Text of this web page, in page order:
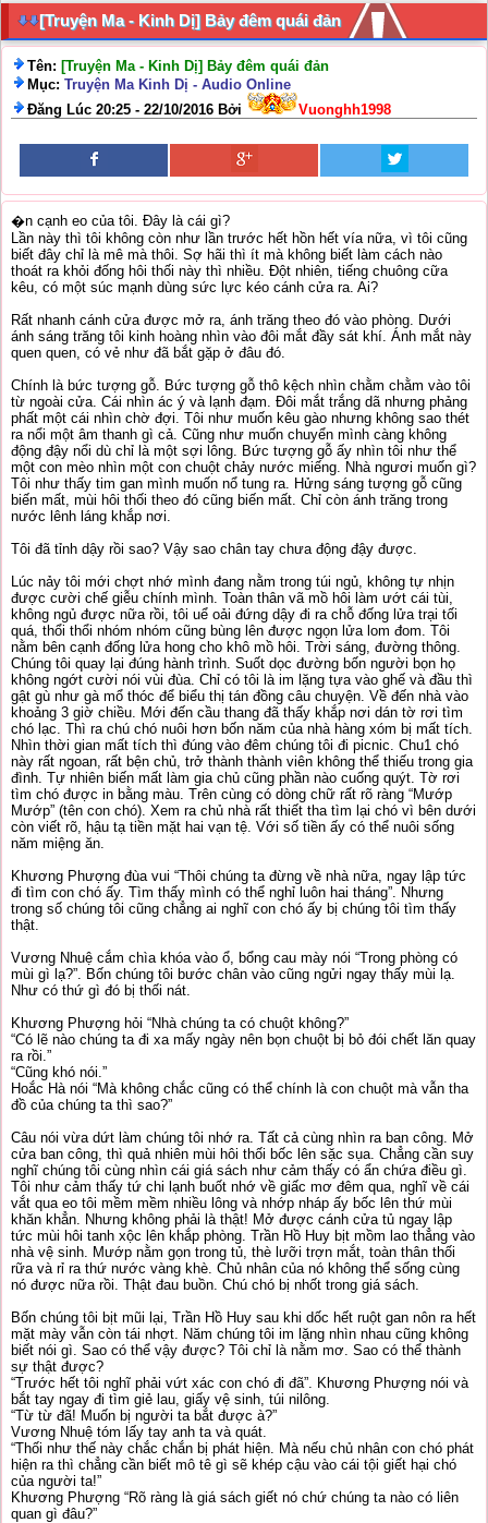
[Truyện Ma - Kinh Dị] Bảy đêm quái đản
Tên: [Truyện Ma - Kinh Dị] Bảy đêm quái đản
Mục: Truyện Ma Kinh Dị - Audio Online
Đăng Lúc 20:25 - 22/10/2016 Bởi
Vuonghh1998
�n cạnh eo của tôi. Đây là cái gì?
Lần này thì tôi không còn như lần trước hết hồn hết vía nữa, vì tôi cũng
biết đây chỉ là mê mà thôi. Sợ hãi thì ít mà không biết làm cách nào
thoát ra khỏi đống hôi thối này thì nhiều. Đột nhiên, tiếng chuông cữa
kêu, có một súc mạnh dùng sức lực kéo cánh cửa ra. Ai?
Rất nhanh cánh cửa được mở ra, ánh trăng theo đó vào phòng. Dưới
ánh sáng trăng tôi kinh hoàng nhìn vào đôi mắt đầy sát khí. Ánh mắt này
quen quen, có vẻ như đã bắt gặp ở đâu đó.
Chính là bức tượng gỗ. Bức tượng gỗ thô kệch nhìn chằm chằm vào tôi
từ ngoài cửa. Cái nhìn ác ý và lạnh đạm. Đôi mắt trắng dã nhưng phảng
phất một cái nhìn chờ đợi. Tôi như muốn kêu gào nhưng không sao thét
ra nổi một âm thanh gì cả. Cũng như muốn chuyển mình càng không
động đậy nổi dù chỉ là một sợi lông. Bức tượng gỗ ấy nhìn tôi như thể
một con mèo nhìn một con chuột chảy nước miếng. Nhà ngươi muốn gì?
Tôi như thấy tim gan mình muốn nổ tung ra. Hửng sáng tượng gỗ cũng
biến mất, mùi hôi thối theo đó cũng biến mất. Chỉ còn ánh trăng trong
nước lênh láng khắp nơi.
Tôi đã tỉnh dậy rồi sao? Vậy sao chân tay chưa động đậy được.
Lúc nảy tôi mới chợt nhớ mình đang nằm trong túi ngủ, không tự nhịn
được cười chế giễu chính mình. Toàn thân vã mồ hôi làm ướt cái tùi,
không ngủ được nữa rồi, tôi uể oải đứng dậy đi ra chỗ đống lửa trại tối
quá, thổi thổi nhóm nhóm cũng bùng lên được ngọn lửa lom đom. Tôi
nằm bên cạnh đống lửa hong cho khô mồ hôi. Trời sáng, đường thông.
Chúng tôi quay lại đúng hành trình. Suốt dọc đường bốn người bọn họ
không ngớt cười nói vùi đùa. Chỉ có tôi là im lặng tựa vào ghế và đầu thì
gật gù như gà mổ thóc để biểu thị tán đồng câu chuyện. Về đến nhà vào
khoảng 3 giờ chiều. Mới đến cầu thang đã thấy khắp nơi dán tờ rơi tìm
chó lạc. Thì ra chú chó nuôi hơn bốn năm của nhà hàng xóm bị mất tích.
Nhìn thời gian mất tích thì đúng vào đêm chúng tôi đi picnic. Chu1 chó
này rất ngoan, rất bện chủ, trở thành thành viên không thể thiếu trong gia
đình. Tự nhiên biến mất làm gia chủ cũng phần nào cuống quýt. Tờ rơi
tìm chó được in bằng màu. Trên cùng có dòng chữ rất rõ ràng “Mướp
Mướp” (tên con chó). Xem ra chủ nhà rất thiết tha tìm lại chó vì bên dưới
còn viết rõ, hậu tạ tiền mặt hai vạn tệ. Với số tiền ấy có thể nuôi sống
năm miệng ăn.
Khương Phượng đùa vui “Thôi chúng ta đừng về nhà nữa, ngay lập tức
đi tìm con chó ấy. Tìm thấy mình có thể nghỉ luôn hai tháng”. Nhưng
trong số chúng tôi cũng chẳng ai nghĩ con chó ấy bị chúng tôi tìm thấy
thật.
Vương Nhuệ cắm chìa khóa vào ổ, bổng cau mày nói “Trong phòng có
mùi gì lạ?”. Bốn chúng tôi bước chân vào cũng ngửi ngay thấy mùi lạ.
Như có thứ gì đó bị thối nát.
Khương Phượng hỏi “Nhà chúng ta có chuột không?”
“Có lẽ nào chúng ta đi xa mấy ngày nên bọn chuột bị bỏ đói chết lăn quay
ra rồi.”
“Cũng khó nói.”
Hoắc Hà nói “Mà không chắc cũng có thể chính là con chuột mà vẫn tha
đồ của chúng ta thì sao?”
Câu nói vừa dứt làm chúng tôi nhớ ra. Tất cả cùng nhìn ra ban công. Mở
cửa ban công, thì quả nhiên mùi hôi thối bốc lên sặc sụa. Chẳng cần suy
nghĩ chúng tôi cùng nhìn cái giá sách như cảm thấy có ẩn chứa điều gì.
Tôi như cảm thấy tứ chi lạnh buốt nhớ về giấc mơ đêm qua, nghĩ về cái
vắt qua eo tôi mềm mềm nhiều lông và nhớp nháp ấy bốc lên thứ mùi
khăn khẳn. Nhưng không phải là thật! Mở được cánh cửa tủ ngay lập
tức mùi hôi tanh xộc lên khắp phòng. Trần Hồ Huy bịt mồm lao thẳng vào
nhà vệ sinh. Mướp nằm gọn trong tủ, thè lưỡi trợn mắt, toàn thân thối
rữa và rỉ ra thứ nước vàng khè. Chủ nhân của nó không thể sống cùng
nó được nữa rồi. Thật đau buồn. Chú chó bị nhốt trong giá sách.
Bốn chúng tôi bịt mũi lại, Trần Hồ Huy sau khi dốc hết ruột gan nôn ra hết
mặt mày vẫn còn tái nhợt. Năm chúng tôi im lặng nhìn nhau cũng không
biết nói gì. Sao có thể vậy được? Tôi chỉ là nằm mơ. Sao có thể thành
sự thật được?
“Trước hết tôi nghĩ phải vứt xác con chó đi đã”. Khương Phượng nói và
bắt tay ngay đi tìm giẻ lau, giấy vệ sinh, túi nilông.
“Từ từ đã! Muốn bị người ta bắt được à?”
Vương Nhuệ tóm lấy tay anh ta và quát.
“Thối như thế này chắc chắn bị phát hiện. Mà nếu chủ nhân con chó phát
hiện ra thì chẳng cần biết mô tê gì sẽ khép cậu vào cái tội giết hại chó
của người ta!”
Khương Phượng “Rõ ràng là giá sách giết nó chứ chúng ta nào có liên
quan gì đâu?”